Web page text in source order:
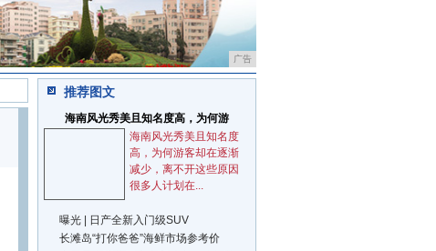
广告
推荐图文
海南风光秀美且知名度高，为何游
海南风光秀美且知名度
高，为何游客却在逐渐
减少，离不开这些原因
很多人计划在...
曝光 | 日产全新入门级SUV
长滩岛“打你爸爸”海鲜市场参考价